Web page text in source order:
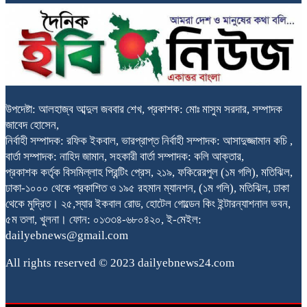
উপদেষ্টা: আলহাজ্ব আব্দুল জববার শেখ, প্রকাশক: মোঃ মাসুম সরদার, সম্পাদক
জাবেদ হোসেন,
নির্বাহী সম্পাদক: রফিক ইকবাল, ভারপ্রাপ্ত নির্বাহী সম্পাদক: আসাদুজ্জামান কচি ,
বার্তা সম্পাদক: নাহিদ জামান, সহকারী বার্তা সম্পাদক: কলি আক্তার,
প্রকাশক কর্তৃক বিসমিল্লাহ প্রিন্টিং প্রেস, ২১৯, ফকিরেরপুল (১ম গলি), মতিঝিল,
ঢাকা-১০০০ থেকে প্রকাশিত ও ১৯৫ রহমান ম্যানশন, (১ম গলি), মতিঝিল, ঢাকা
থেকে মুদ্রিত। ২৫,স্যার ইকবাল রোড, হোটেল গোল্ডেন কিং ইন্টারন্যাশনাল ভবন,
৫ম তলা, খুলনা। ফোন: ০১৩৩৪-৬৮০৪২০, ই-মেইল:
dailyebnews@gmail.com
All rights reserved © 2023 dailyebnews24.com